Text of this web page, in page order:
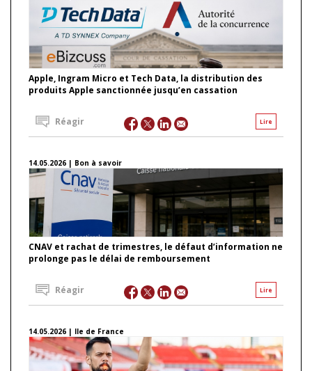
Apple, Ingram Micro et Tech Data, la distribution des
produits Apple sanctionnée jusqu’en cassation
Lire
Réagir
14.05.2026 | Bon à savoir
CNAV et rachat de trimestres, le défaut d’information ne
prolonge pas le délai de remboursement
Lire
Réagir
14.05.2026 | Ile de France